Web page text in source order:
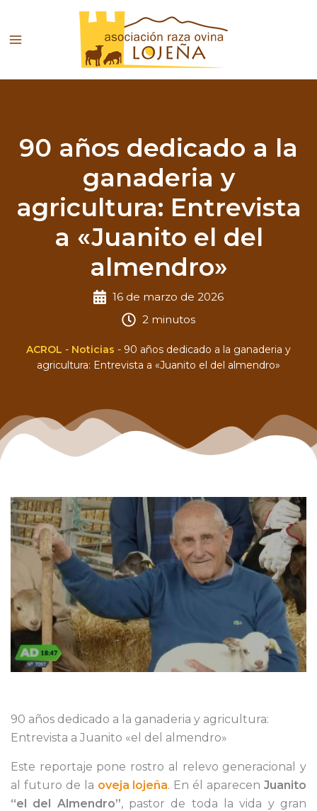
contenido
90 años dedicado a la
ganaderia y
agricultura: Entrevista
a «Juanito el del
almendro»
16 de marzo de 2026
2 minutos
ACROL - Noticias - 90 años dedicado a la ganaderia y
agricultura: Entrevista a «Juanito el del almendro»
90 años dedicado a la ganaderia y agricultura:
Entrevista a Juanito «el del almendro»
Este reportaje pone rostro al relevo generacional y
al futuro de la oveja lojeña. En él aparecenJuanito
“el del Almendro”, pastor de toda la vida y gran